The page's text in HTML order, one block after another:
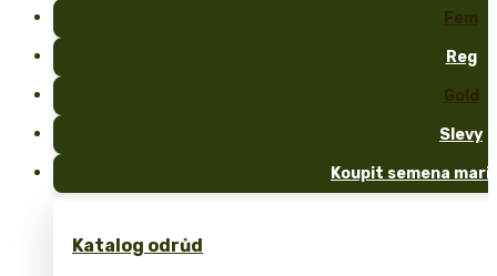
Fem
Reg
Gold
Slevy
Koupit semena
Katalog odrůd